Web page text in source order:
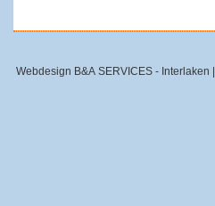
Webdesign B&A SERVICES - Interlaken |